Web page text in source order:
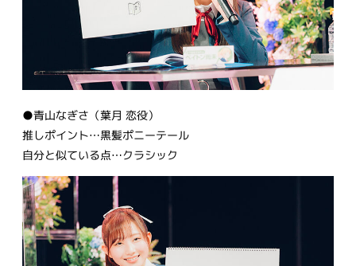
●青山なぎさ（葉月 恋役）
推しポイント…黒髪ポニーテール
自分と似ている点…クラシック